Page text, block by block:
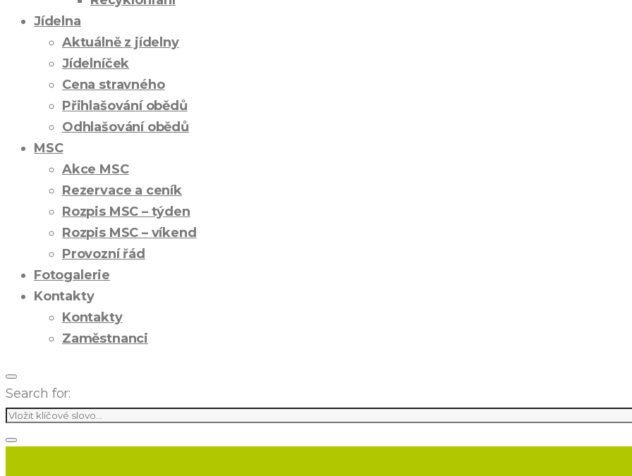
Jídelna
Aktuálně z jídelny
Jídelníček
Cena stravného
Přihlašování obědů
Odhlašování obědů
MSC
Akce MSC
Rezervace a ceník
Rozpis MSC – týden
Rozpis MSC – víkend
Provozní řád
Fotogalerie
Kontakty
Kontakty
Zaměstnanci
Search for: